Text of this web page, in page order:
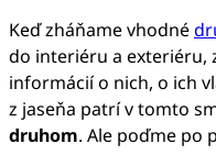
Keď zháňame vhodné
do interiéru a exteriéru,
informácií o nich, o ich
z jaseňa patrí v tomto
druhom. Ale poďme po